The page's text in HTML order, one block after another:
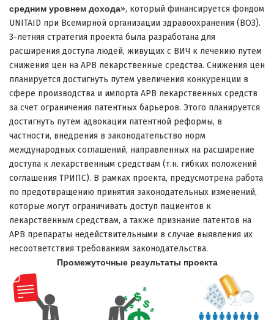
средним уровнем дохода», который финансируется фондом
UNITAID при Всемирной организации здравоохранения (ВОЗ).
3-летняя стратегия проекта была разработана для
расширения доступа людей, живущих с ВИЧ к лечению путем
снижения цен на АРВ лекарственные средства. Снижения цен
планируется достигнуть путем увеличения конкуренции в
сфере производства и импорта АРВ лекарственных средств
за счет ограничения патентных барьеров. Этого планируется
достигнуть путем адвокации патентной реформы, в
частности, внедрения в законодательство норм
международных соглашений, направленных на расширение
доступа к лекарственным средствам (т.н. гибких положений
соглашения ТРИПС). В рамках проекта, предусмотрена работа
по предотвращению принятия законодательных изменений,
которые могут ограничивать доступ пациентов к
лекарственным средствам, а также признание патентов на
АРВ препараты недействительными в случае выявления их
несоответствия требованиям законодательства.
Промежуточные результаты проекта